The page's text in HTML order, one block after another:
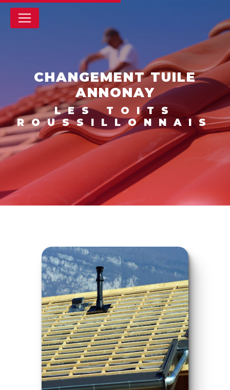
CHANGEMENT TUILE
ANNONAY
LES TOITS
ROUSSILLONNAIS
Panneau de gestion des cookies